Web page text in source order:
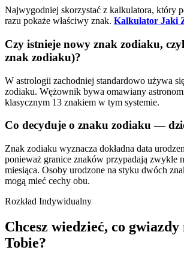
Najwygodniej skorzystać z kalkulatora, który
razu pokaże właściwy znak. Kalkulator Jaki
Czy istnieje nowy znak zodiaku,
znak zodiaku)?
W astrologii zachodniej standardowo używa
zodiaku. Wężownik bywa omawiany
klasycznym 13 znakiem w tym systemie.
Co decyduje o znaku zodiaku —
Znak zodiaku wyznacza dokładna data
ponieważ granice znaków przypadają zwykle
miesiąca. Osoby urodzone na styku dwóch
mogą mieć cechy obu.
Rozkład Indywidualny
Chcesz wiedzieć, co gwiazdy
Tobie?